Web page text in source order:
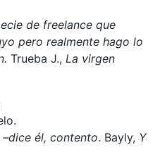
de freelance que
pero realmente hago lo
Trueba J., La virgen
él, contento. Bayly, Y